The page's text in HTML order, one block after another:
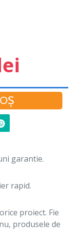
garantie.
rapid.
proiect. Fie
produsele de